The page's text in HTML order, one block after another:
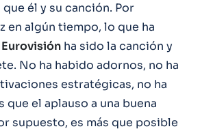
que él y su canción. Por
en algún tiempo, lo que ha
Eurovisión ha sido la canción y
No ha habido adornos, no ha
estratégicas, no ha
que el aplauso a una buena
supuesto, es más que posible